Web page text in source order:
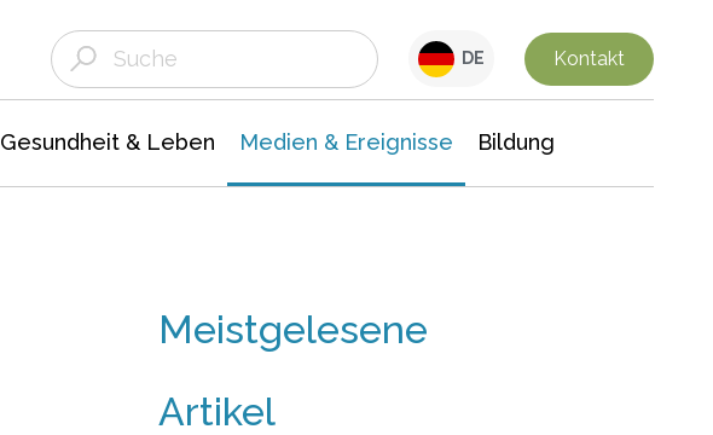
DE Kontakt
Gesundheit & Leben Medien & Ereignisse Bildung
Meistgelesene
Artikel